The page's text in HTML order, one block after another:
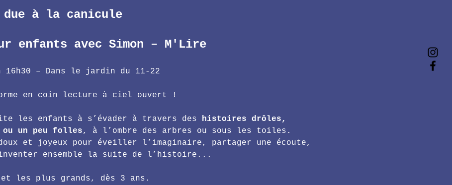
due à la canicule
enfants avec Simon – M'Lire
16h30 – Dans le jardin du 11-22
en coin lecture à ciel ouvert !
les enfants à s’évader à travers des
histoires drôles,
ou un peu folles, à l’ombre des arbres ou sous les toiles.
doux et joyeux pour éveiller l’imaginaire, partager une écoute,
inventer ensemble la suite de l’histoire...
les plus grands, dès 3 ans.